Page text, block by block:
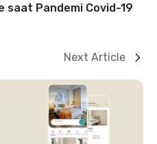
saat Pandemi Covid-19
Next Article